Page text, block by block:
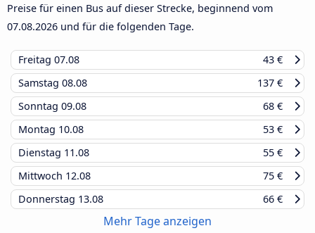
Preise für einen Bus auf dieser Strecke, beginnend vom
07.08.2026 und für die folgenden Tage.
Freitag 07.08
43 €
Samstag 08.08
137 €
Sonntag 09.08
68 €
Montag 10.08
53 €
Dienstag 11.08
55 €
Mittwoch 12.08
75 €
Donnerstag 13.08 66 €
Mehr Tage anzeigen